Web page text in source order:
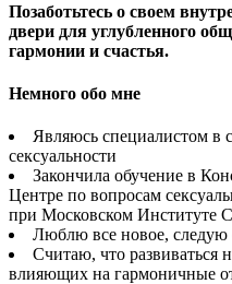
Позаботьтесь о своем
двери для углубленного
гармонии и счастья.
Немного обо мне
Являюсь специалистом в
сексуальности
Закончила обучение в
Центре по вопросам
при Московском Институте
Люблю все новое,
Считаю, что развиваться
влияющих на гармоничные